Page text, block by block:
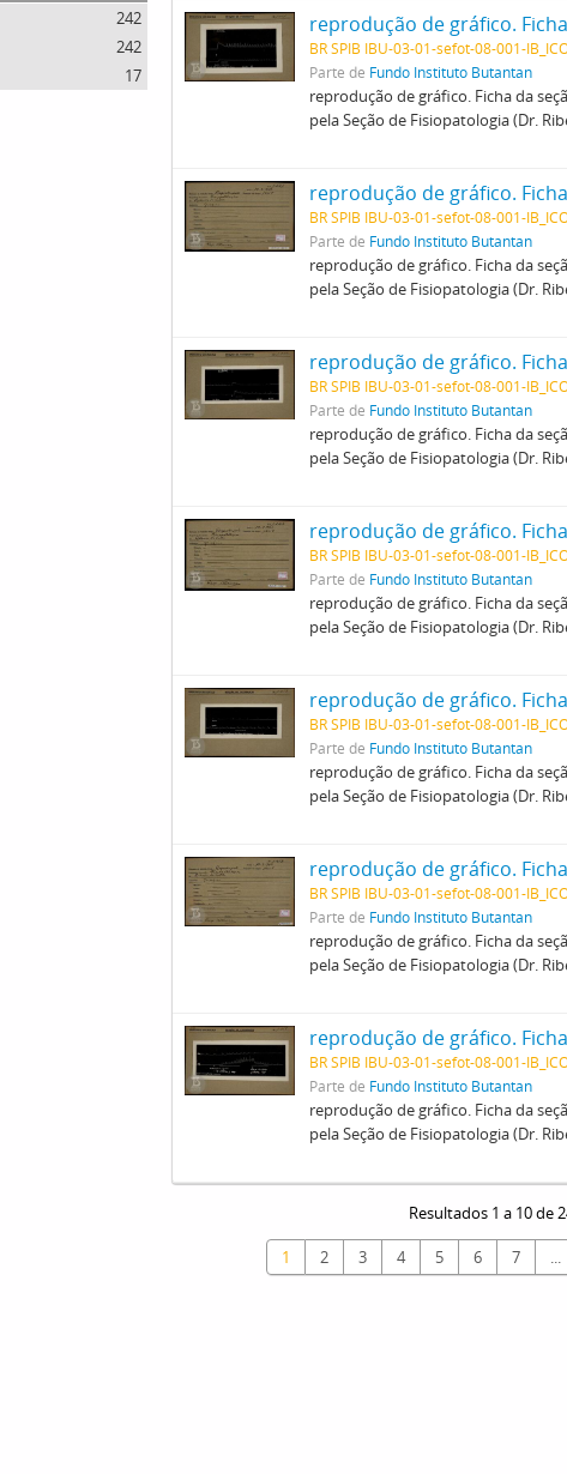
242
242
17
BR SPIB IBU-03-01-sefot-08-001-
Parte de Fundo Instituto Butantan
reprodução de gráfico. Ficha da
pela Seção de Fisiopatologia (Dr.
BR SPIB IBU-03-01-sefot-08-001-
Parte de Fundo Instituto Butantan
reprodução de gráfico. Ficha da
pela Seção de Fisiopatologia (Dr.
BR SPIB IBU-03-01-sefot-08-001-
Parte de Fundo Instituto Butantan
reprodução de gráfico. Ficha da
pela Seção de Fisiopatologia (Dr.
BR SPIB IBU-03-01-sefot-08-001-
Parte de Fundo Instituto Butantan
reprodução de gráfico. Ficha da
pela Seção de Fisiopatologia (Dr.
BR SPIB IBU-03-01-sefot-08-001-
Parte de Fundo Instituto Butantan
reprodução de gráfico. Ficha da
pela Seção de Fisiopatologia (Dr.
BR SPIB IBU-03-01-sefot-08-001-
Parte de Fundo Instituto Butantan
reprodução de gráfico. Ficha da
pela Seção de Fisiopatologia (Dr.
BR SPIB IBU-03-01-sefot-08-001-
Parte de Fundo Instituto Butantan
reprodução de gráfico. Ficha da
pela Seção de Fisiopatologia (Dr.
Resultados 1 a 10 de
1 2 3 4 5 6 7 ...